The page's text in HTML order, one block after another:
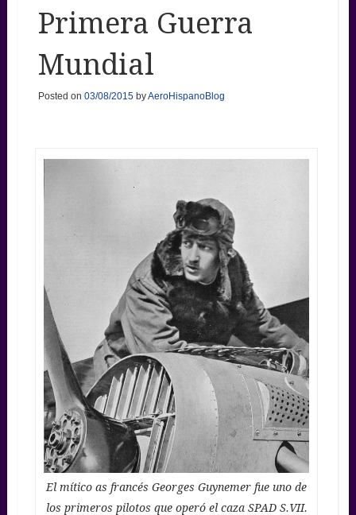
Primera Guerra
Mundial
Posted on 03/08/2015byAeroHispanoBlog
El mítico as francés Georges Guynemer fue uno de
los primeros pilotos que operó el caza SPAD S.VII.